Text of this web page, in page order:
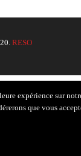
RESO
expérience sur
que vous